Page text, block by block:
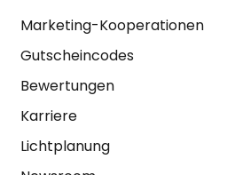
Marketing-Kooperationen
Gutscheincodes
Bewertungen
Karriere
Lichtplanung